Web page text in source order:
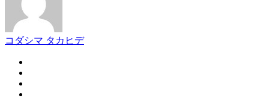
コダシマ タカヒデ